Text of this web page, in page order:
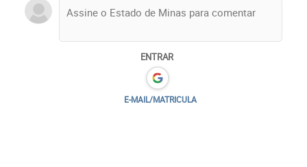
ENTRAR
E-MAIL/MATRICULA